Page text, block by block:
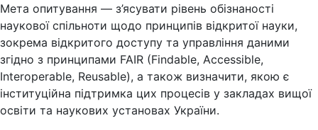
Мета опитування — з’ясувати рівень обізнаності
наукової спільноти щодо принципів відкритої науки,
зокрема відкритого доступу та управління даними
згідно з принципами FAIR (Findable, Accessible,
Interoperable, Reusable), а також визначити, якою є
інституційна підтримка цих процесів у закладах вищої
освіти та наукових установах України.